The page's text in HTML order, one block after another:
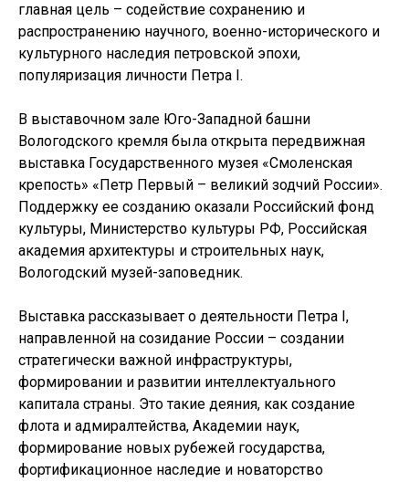
главная цель – содействие сохранению и
распространению научного, военно-исторического и
культурного наследия петровской эпохи,
популяризация личности Петра I.
В выставочном зале Юго-Западной башни
Вологодского кремля была открыта передвижная
выставка Государственного музея «Смоленская
крепость» «Петр Первый – великий зодчий России».
Поддержку ее созданию оказали Российский фонд
культуры, Министерство культуры РФ, Российская
академия архитектуры и строительных наук,
Вологодский музей-заповедник.
Выставка рассказывает о деятельности Петра I,
направленной на созидание России – создании
стратегически важной инфраструктуры,
формировании и развитии интеллектуального
капитала страны. Это такие деяния, как создание
флота и адмиралтейства, Академии наук,
формирование новых рубежей государства,
фортификационное наследие и новаторство